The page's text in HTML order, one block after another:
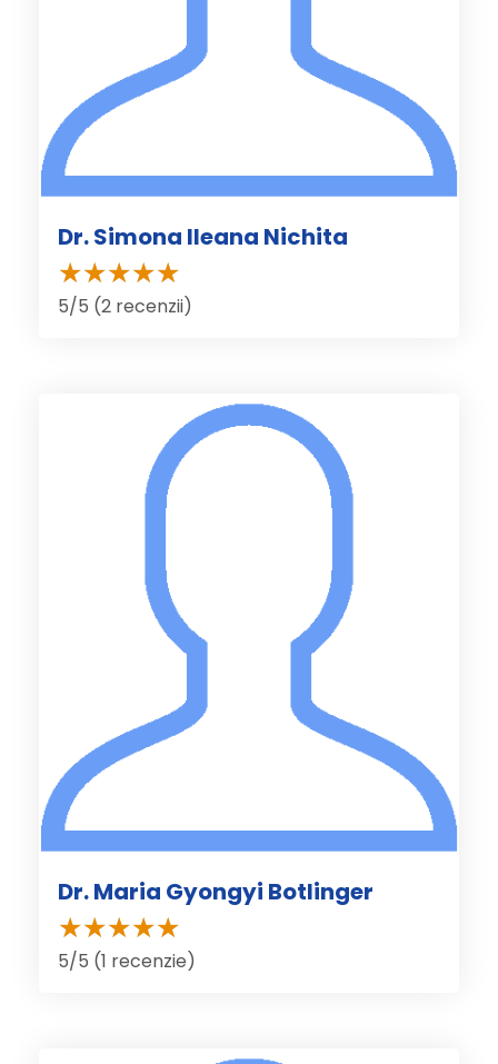
Dr. Simona Ileana Nichita
5/5 (2 recenzii)
Dr. Maria Gyongyi Botlinger
5/5 (1 recenzie)